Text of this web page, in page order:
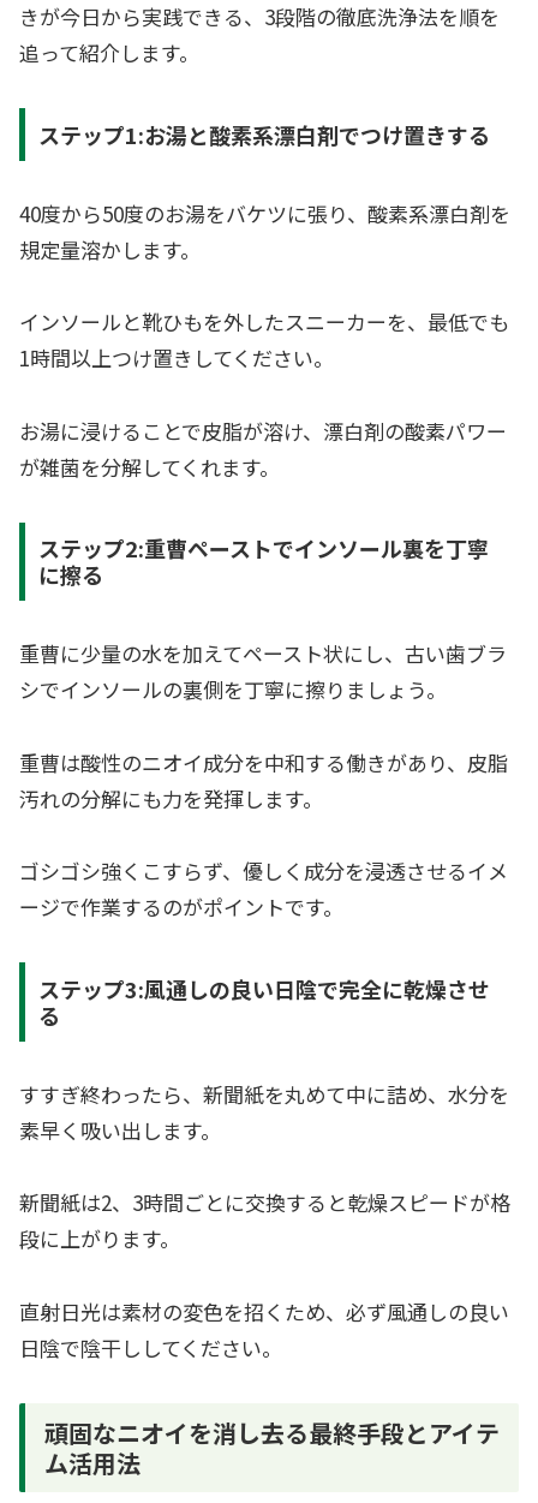
きが今日から実践できる、3段階の徹底洗浄法を順を
追って紹介します。
ステップ1:お湯と酸素系漂白剤でつけ置きする
40度から50度のお湯をバケツに張り、酸素系漂白剤を
規定量溶かします。
インソールと靴ひもを外したスニーカーを、最低でも
1時間以上つけ置きしてください。
お湯に浸けることで皮脂が溶け、漂白剤の酸素パワー
が雑菌を分解してくれます。
ステップ2:重曹ペーストでインソール裏を丁寧
に擦る
重曹に少量の水を加えてペースト状にし、古い歯ブラ
シでインソールの裏側を丁寧に擦りましょう。
重曹は酸性のニオイ成分を中和する働きがあり、皮脂
汚れの分解にも力を発揮します。
ゴシゴシ強くこすらず、優しく成分を浸透させるイメ
ージで作業するのがポイントです。
ステップ3:風通しの良い日陰で完全に乾燥させ
る
すすぎ終わったら、新聞紙を丸めて中に詰め、水分を
素早く吸い出します。
新聞紙は2、3時間ごとに交換すると乾燥スピードが格
段に上がります。
直射日光は素材の変色を招くため、必ず風通しの良い
日陰で陰干ししてください。
頑固なニオイを消し去る最終手段とアイテ
ム活用法